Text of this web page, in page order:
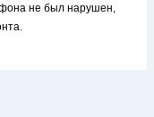
не был нарушен,